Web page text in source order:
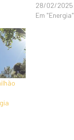
28/02/2025
Em "Energia"